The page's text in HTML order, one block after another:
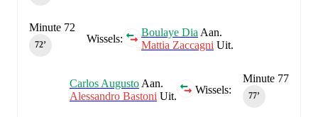
Wissels:
Boulaye Dia Aan.
Mattia Zaccagni Uit.
Minute 72
72‎’‎
Minute 77
77‎’‎
Wissels:
Carlos Augusto Aan.
Alessandro Bastoni Uit.